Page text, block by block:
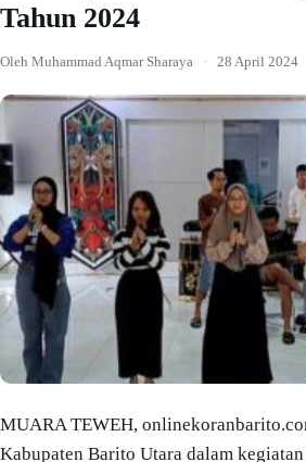
Tahun 2024
Oleh Muhammad Aqmar Sharaya · 28 April 2024
MUARA TEWEH,
Kabupaten Barito Utara dalam